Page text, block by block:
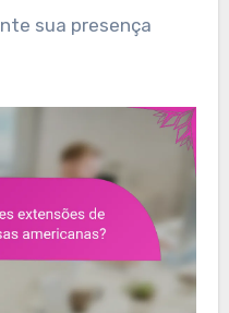
sua presença